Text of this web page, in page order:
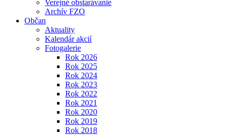
Verejné obstarávanie
Archív FZO
Občan
Aktuality
Kalendár akcií
Fotogalerie
Rok 2026
Rok 2025
Rok 2024
Rok 2023
Rok 2022
Rok 2021
Rok 2020
Rok 2019
Rok 2018